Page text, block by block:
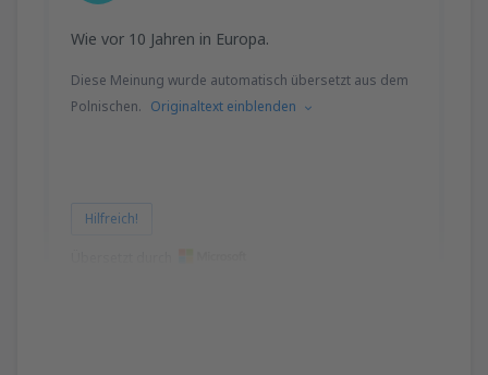
Wie vor 10 Jahren in Europa.
Diese Meinung wurde automatisch übersetzt aus dem
Polnischen. Originaltext einblenden
Hilfreich!